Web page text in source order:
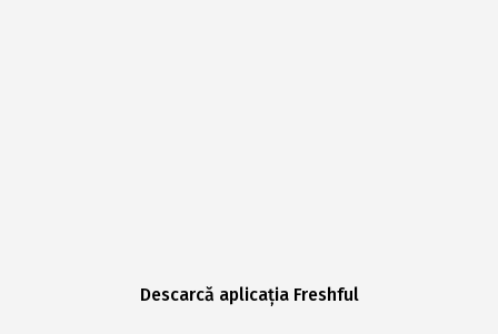
Descarcă aplicația Freshful